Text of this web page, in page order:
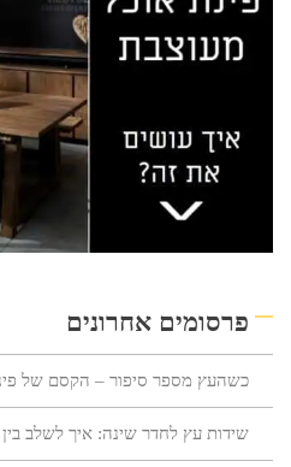
פרסומים אחרונים
כשהעץ מספר סיפור – הקסם של
שידות עץ לחדר שינה: איך לשלב בין